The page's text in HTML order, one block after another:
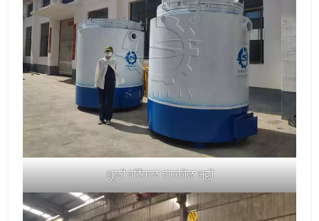
शूली वर्टिकल चारकोल भट्टी